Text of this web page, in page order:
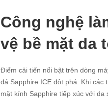
Công nghệ
vệ bề mặt da
Điểm cải tiến nổi bật trên dòng
đá Sapphire ICE đột phá. Khi
mặt kính Sapphire tiếp xúc với